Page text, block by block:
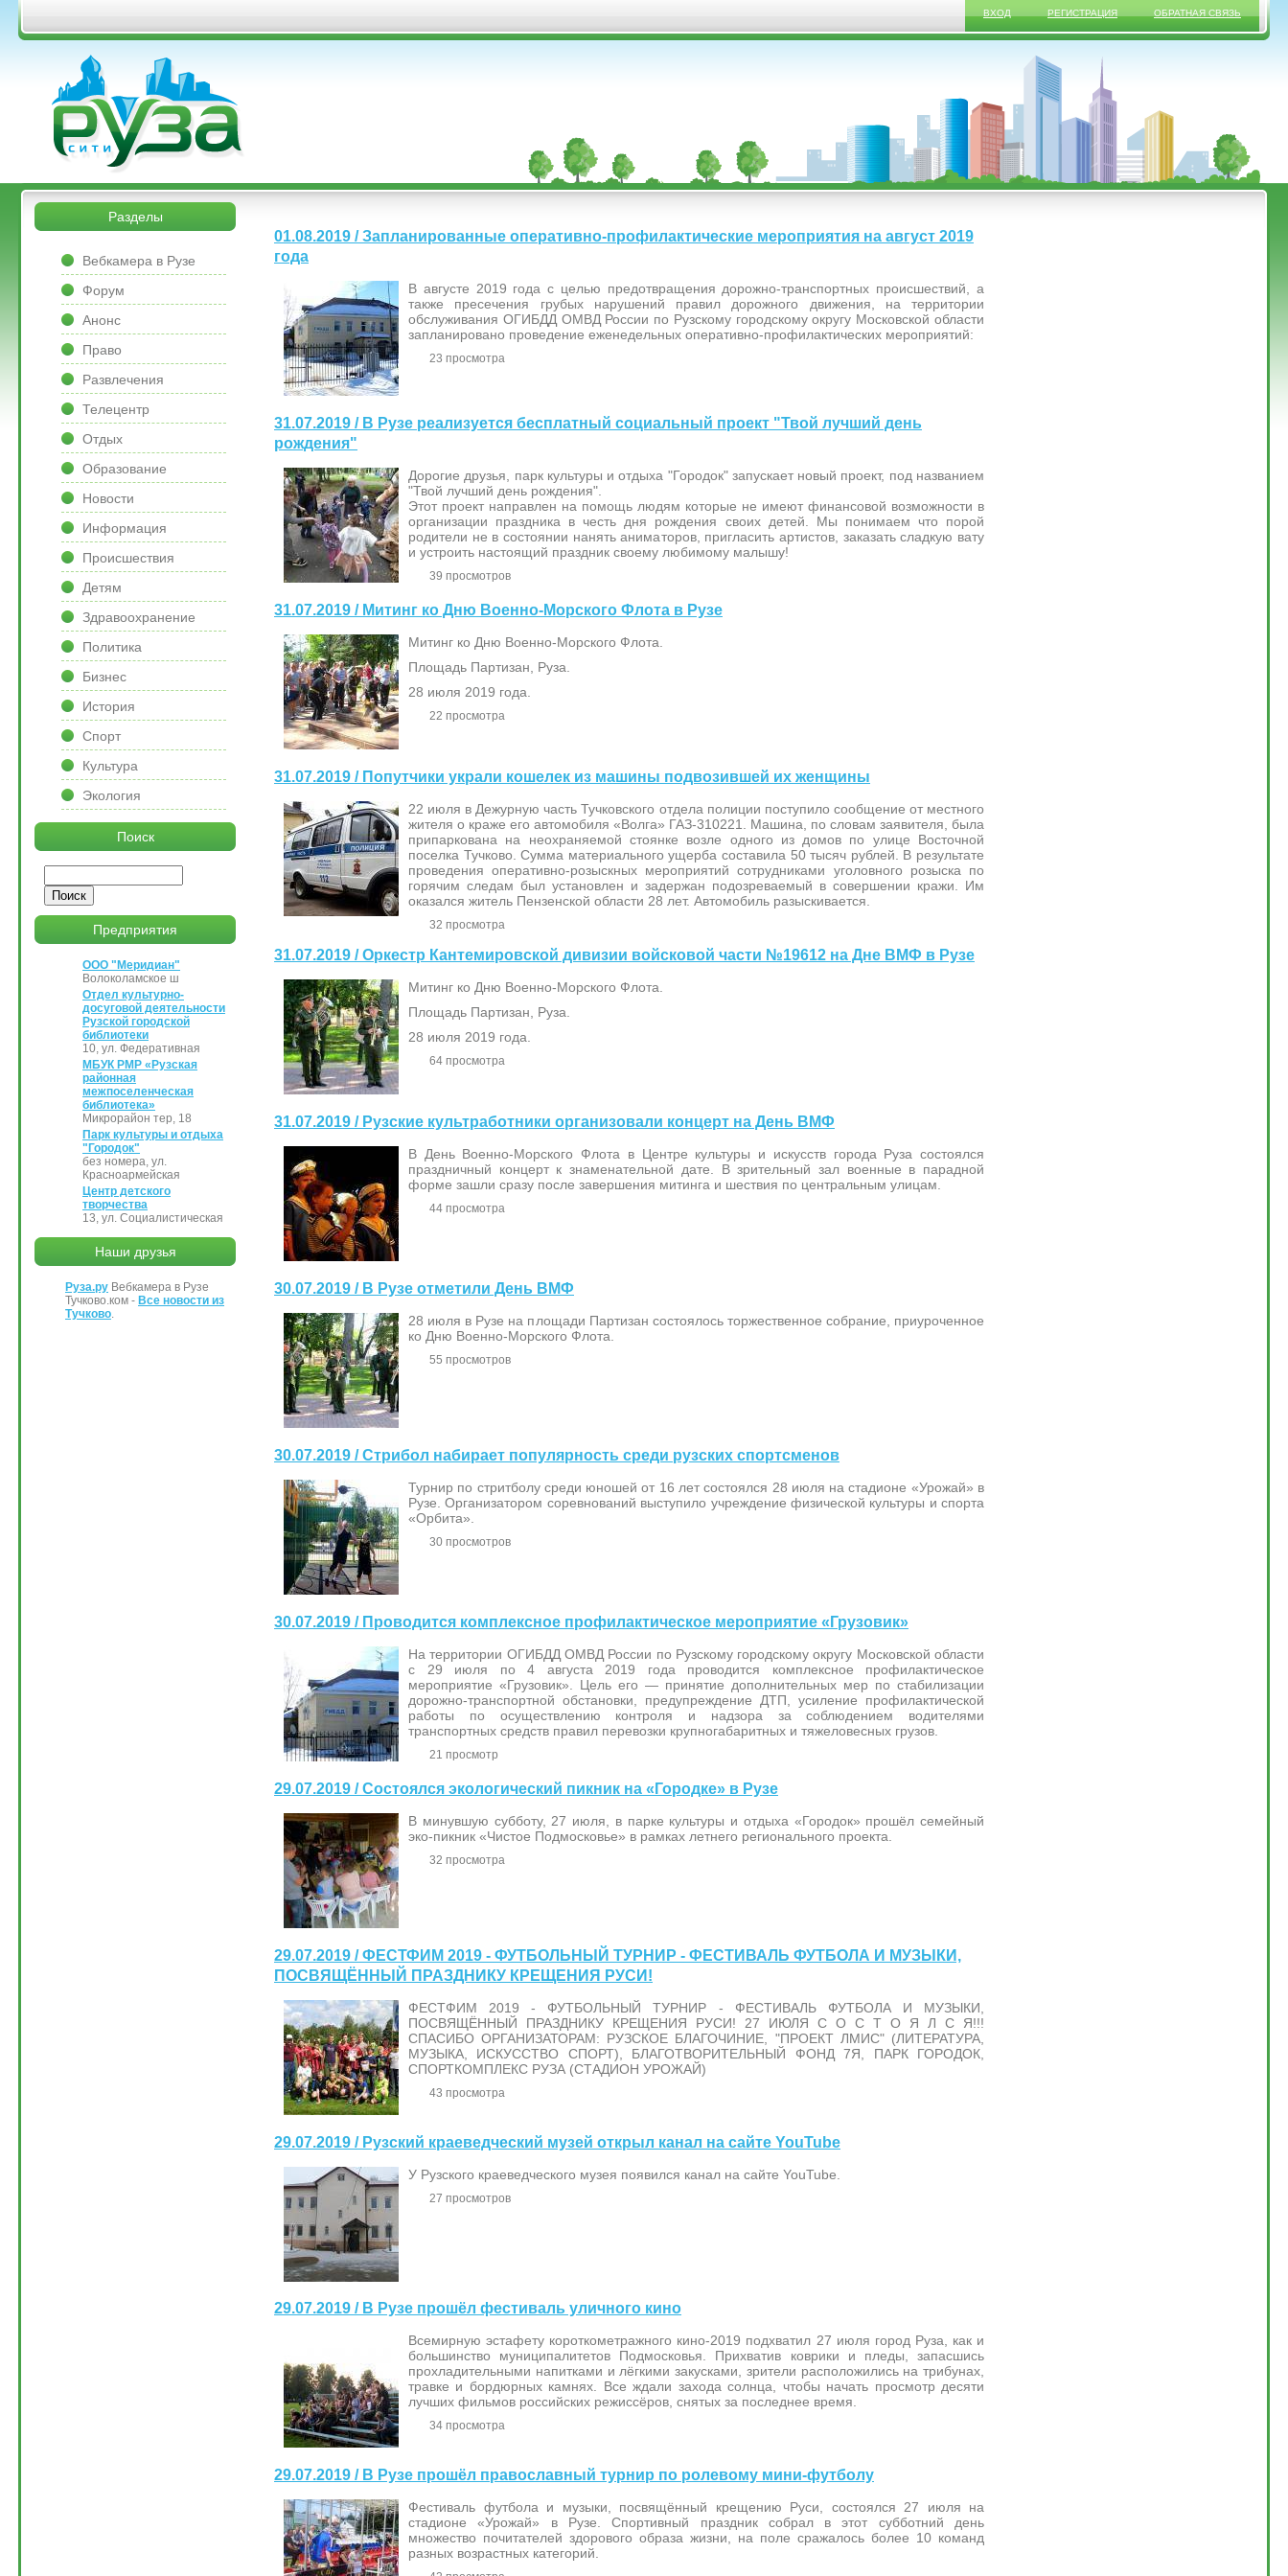
Перейти к основному содержанию ВХОД РЕГИСТРАЦИЯ ОБРАТНАЯ СВЯЗЬ
&bsps;
&bsps;
01.08.2019 / Запланированные оперативно-профилактические мероприятия на август 2019
года
В августе 2019 года с целью предотвращения дорожно-транспортных происшествий, а
также пресечения грубых нарушений правил дорожного движения, на территории
обслуживания ОГИБДД ОМВД России по Рузскому городскому округу Московской области
запланировано проведение еженедельных оперативно-профилактических мероприятий:
23 просмотра
31.07.2019 / В Рузе реализуется бесплатный социальный проект "Твой лучший день
рождения"
Дорогие друзья, парк культуры и отдыха "Городок" запускает новый проект, под названием
"Твой лучший день рождения".
Этот проект направлен на помощь людям которые не имеют финансовой возможности в
организации праздника в честь дня рождения своих детей. Мы понимаем что порой
родители не в состоянии нанять аниматоров, пригласить артистов, заказать сладкую вату
и устроить настоящий праздник своему любимому малышу!
39 просмотров
31.07.2019 / Митинг ко Дню Военно-Морского Флота в Рузе
Митинг ко Дню Военно-Морского Флота.
Площадь Партизан, Руза.
28 июля 2019 года.
22 просмотра
31.07.2019 / Попутчики украли кошелек из машины подвозившей их женщины
22 июля в Дежурную часть Тучковского отдела полиции поступило сообщение от местного
жителя о краже его автомобиля «Волга» ГАЗ-310221. Машина, по словам заявителя, была
припаркована на неохраняемой стоянке возле одного из домов по улице Восточной
поселка Тучково. Сумма материального ущерба составила 50 тысяч рублей. В результате
проведения оперативно-розыскных мероприятий сотрудниками уголовного розыска по
горячим следам был установлен и задержан подозреваемый в совершении кражи. Им
оказался житель Пензенской области 28 лет. Автомобиль разыскивается.
32 просмотра
31.07.2019 / Оркестр Кантемировской дивизии войсковой части №19612 на Дне ВМФ в Рузе
Митинг ко Дню Военно-Морского Флота.
Площадь Партизан, Руза.
28 июля 2019 года.
64 просмотра
31.07.2019 / Рузские культработники организовали концерт на День ВМФ
В День Военно-Морского Флота в Центре культуры и искусств города Руза состоялся
праздничный концерт к знаменательной дате. В зрительный зал военные в парадной
форме зашли сразу после завершения митинга и шествия по центральным улицам.
44 просмотра
30.07.2019 / В Рузе отметили День ВМФ
28 июля в Рузе на площади Партизан состоялось торжественное собрание, приуроченное
ко Дню Военно-Морского Флота.
55 просмотров
30.07.2019 / Стрибол набирает популярность среди рузских спортсменов
Турнир по стритболу среди юношей от 16 лет состоялся 28 июля на стадионе «Урожай» в
Рузе. Организатором соревнований выступило учреждение физической культуры и спорта
«Орбита».
30 просмотров
30.07.2019 / Проводится комплексное профилактическое мероприятие «Грузовик»
На территории ОГИБДД ОМВД России по Рузскому городскому округу Московской области
с 29 июля по 4 августа 2019 года проводится комплексное профилактическое
мероприятие «Грузовик». Цель его — принятие дополнительных мер по стабилизации
дорожно-транспортной обстановки, предупреждение ДТП, усиление профилактической
работы по осуществлению контроля и надзора за соблюдением водителями
транспортных средств правил перевозки крупногабаритных и тяжеловесных грузов.
21 просмотр
29.07.2019 / Состоялся экологический пикник на «Городке» в Рузе
В минувшую субботу, 27 июля, в парке культуры и отдыха «Городок» прошёл семейный
эко-пикник «Чистое Подмосковье» в рамках летнего регионального проекта.
32 просмотра
29.07.2019 / ФЕСТФИМ 2019 - ФУТБОЛЬНЫЙ ТУРНИР - ФЕСТИВАЛЬ ФУТБОЛА И МУЗЫКИ,
ПОСВЯЩЁННЫЙ ПРАЗДНИКУ КРЕЩЕНИЯ РУСИ!
ФЕСТФИМ 2019 - ФУТБОЛЬНЫЙ ТУРНИР - ФЕСТИВАЛЬ ФУТБОЛА И МУЗЫКИ,
ПОСВЯЩЁННЫЙ ПРАЗДНИКУ КРЕЩЕНИЯ РУСИ! 27 ИЮЛЯ С О С Т О Я Л С Я!!!
СПАСИБО ОРГАНИЗАТОРАМ: РУЗСКОЕ БЛАГОЧИНИЕ, "ПРОЕКТ ЛМИС" (ЛИТЕРАТУРА,
МУЗЫКА, ИСКУССТВО СПОРТ), БЛАГОТВОРИТЕЛЬНЫЙ ФОНД 7Я, ПАРК ГОРОДОК,
СПОРТКОМПЛЕКС РУЗА (СТАДИОН УРОЖАЙ)
43 просмотра
29.07.2019 / Рузский краеведческий музей открыл канал на сайте YouTube
У Рузского краеведческого музея появился канал на сайте YouTube.
27 просмотров
29.07.2019 / В Рузе прошёл фестиваль уличного кино
Всемирную эстафету короткометражного кино-2019 подхватил 27 июля город Руза, как и
большинство муниципалитетов Подмосковья. Прихватив коврики и пледы, запасшись
прохладительными напитками и лёгкими закусками, зрители расположились на трибунах,
травке и бордюрных камнях. Все ждали захода солнца, чтобы начать просмотр десяти
лучших фильмов российских режиссёров, снятых за последнее время.
34 просмотра
29.07.2019 / В Рузе прошёл православный турнир по ролевому мини-футболу
Фестиваль футбола и музыки, посвящённый крещению Руси, состоялся 27 июля на
стадионе «Урожай» в Рузе. Спортивный праздник собрал в этот субботний день
множество почитателей здорового образа жизни, на поле сражалось более 10 команд
разных возрастных категорий.
Разделы
Вебкамера в Рузе
Форум
Анонс
Право
Развлечения
Телецентр
Отдых
Образование
Новости
Информация
Происшествия
Детям
Здравоохранение
Политика
Бизнес
История
Спорт
Культура
Экология
Поиск
Предприятия
ООО "Меридиан"
Волоколамское ш
Отдел культурно-
досуговой деятельности
Рузской городской
библиотеки
10, ул. Федеративная
МБУК РМР «Рузская
районная
межпоселенческая
библиотека»
Микрорайон тер, 18
Парк культуры и отдыха
"Городок"
без номера, ул.
Красноармейская
Центр детского
творчества
13, ул. Социалистическая
Наши друзья
Руза.ру Вебкамера в Рузе
Тучково.ком - Все новости из
Тучково.